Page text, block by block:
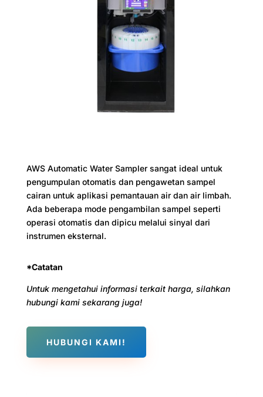
AWS Automatic Water Sampler sangat ideal untuk
pengumpulan otomatis dan pengawetan sampel
cairan untuk aplikasi pemantauan air dan air limbah.
Ada beberapa mode pengambilan sampel seperti
operasi otomatis dan dipicu melalui sinyal dari
instrumen eksternal.
*Catatan
Untuk mengetahui informasi terkait harga, silahkan
hubungi kami sekarang juga!
HUBUNGI KAMI!